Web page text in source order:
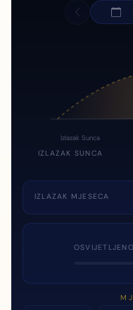
Izlazak Sunca
IZLAZAK SUNCA
IZLAZAK MJESECA